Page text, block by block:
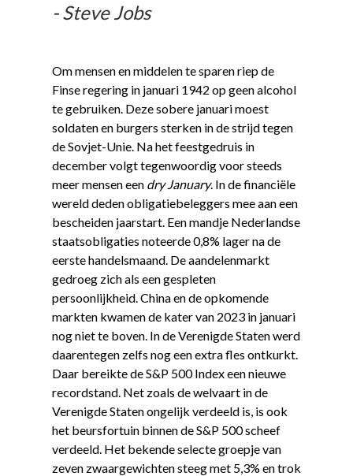
Steve Jobs
Om mensen en middelen te sparen riep de
Finse regering in januari 1942 op geen alcohol
te gebruiken. Deze sobere januari moest
soldaten en burgers sterken in de strijd tegen
de Sovjet-Unie. Na het feestgedruis in
december volgt tegenwoordig voor steeds
meer mensen een dry January. In de financiële
wereld deden obligatiebeleggers mee aan een
bescheiden jaarstart. Een mandje Nederlandse
staatsobligaties noteerde 0,8% lager na de
eerste handelsmaand. De aandelenmarkt
gedroeg zich als een gespleten
persoonlijkheid. China en de opkomende
markten kwamen de kater van 2023 in januari
nog niet te boven. In de Verenigde Staten werd
daarentegen zelfs nog een extra fles ontkurkt.
Daar bereikte de S&P 500 Index een nieuwe
recordstand. Net zoals de welvaart in de
Verenigde Staten ongelijk verdeeld is, is ook
het beursfortuin binnen de S&P 500 scheef
verdeeld. Het bekende selecte groepje van
zeven zwaargewichten steeg met 5,3% en trok